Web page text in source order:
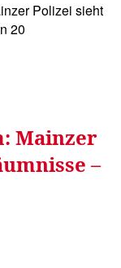
Polizei sieht
20
Mainzer
–